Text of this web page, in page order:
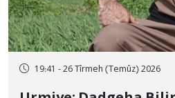
19:41 - 26 Tîrmeh (Temûz) 2026